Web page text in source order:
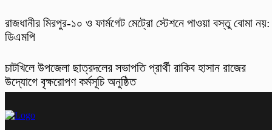
রাজধানীর মিরপুর-১০ ও ফার্মগেট মেট্রো স্টেশনে পাওয়া বস্তু বোমা নয়:
ডিএমপি
চাটখিলে উপজেলা ছাত্রদলের সভাপতি প্রার্থী রাকিব হাসান রাজের
উদ্যোগে বৃক্ষরোপণ কর্মসূচি অনুষ্ঠিত